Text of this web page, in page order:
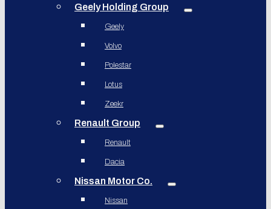
Geely Holding Group
Geely
Volvo
Polestar
Lotus
Zeekr
Renault Group
Renault
Dacia
Nissan Motor Co.
Nissan